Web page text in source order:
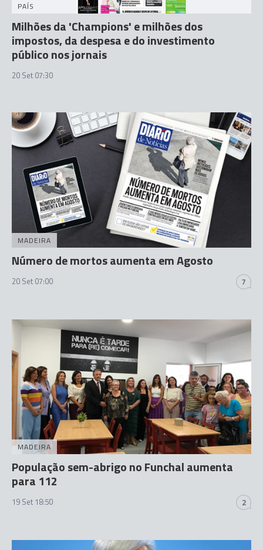
PAÍS
Milhões da 'Champions' e milhões dos
impostos, da despesa e do investimento
público nos jornais
20 Set 07:30
MADEIRA
Número de mortos aumenta em Agosto
20 Set 07:00 7
MADEIRA
População sem-abrigo no Funchal aumenta
para 112
19 Set 18:50 2